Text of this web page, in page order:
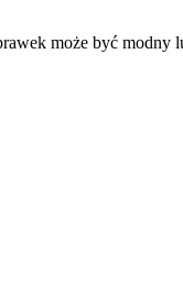
może być modny